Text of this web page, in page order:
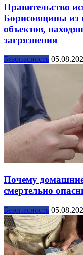
Правительство
Борисовщины из
объектов,
загрязнения
Безопасность
Почему
смертельно
Безопасность